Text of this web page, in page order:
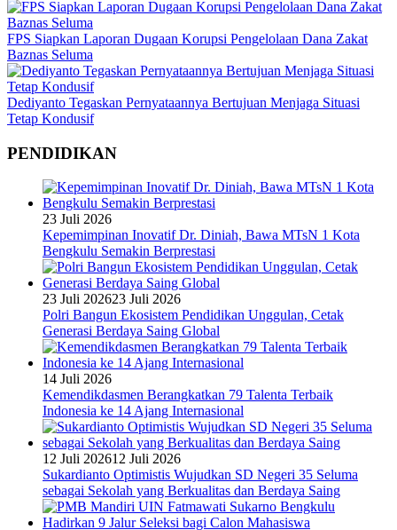
FPS Siapkan Laporan Dugaan Korupsi Pengelolaan Dana Zakat
Baznas Seluma
Dediyanto Tegaskan Pernyataannya Bertujuan Menjaga Situasi
Tetap Kondusif
PENDIDIKAN
23 Juli 2026
Kepemimpinan Inovatif Dr. Diniah, Bawa MTsN 1 Kota
Bengkulu Semakin Berprestasi
23 Juli 202623 Juli 2026
Polri Bangun Ekosistem Pendidikan Unggulan, Cetak
Generasi Berdaya Saing Global
14 Juli 2026
Kemendikdasmen Berangkatkan 79 Talenta Terbaik
Indonesia ke 14 Ajang Internasional
12 Juli 202612 Juli 2026
Sukardianto Optimistis Wujudkan SD Negeri 35 Seluma
sebagai Sekolah yang Berkualitas dan Berdaya Saing